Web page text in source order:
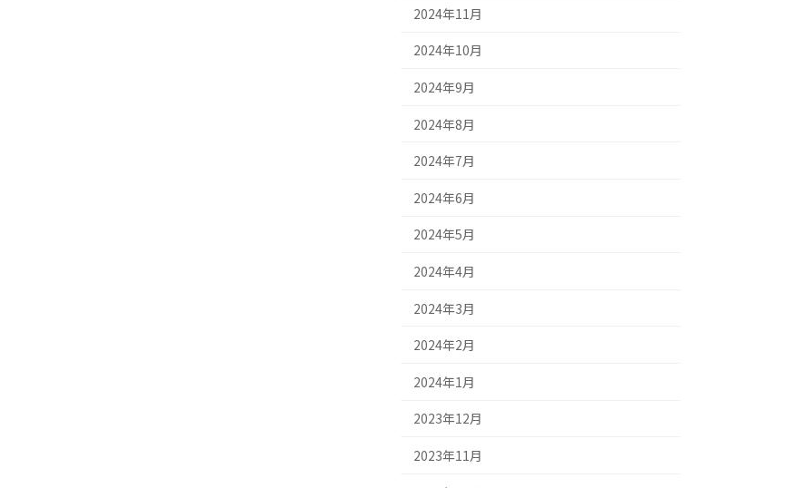
2024年11月
2024年10月
2024年9月
2024年8月
2024年7月
2024年6月
2024年5月
2024年4月
2024年3月
2024年2月
2024年1月
2023年12月
2023年11月